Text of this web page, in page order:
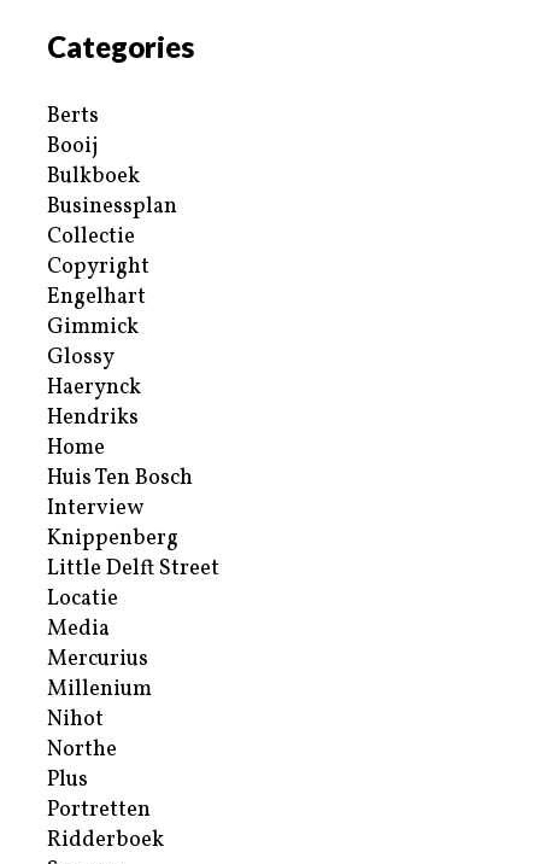
Categories
Berts
Booij
Bulkboek
Businessplan
Collectie
Copyright
Engelhart
Gimmick
Glossy
Haerynck
Hendriks
Home
Huis Ten Bosch
Interview
Knippenberg
Little Delft Street
Locatie
Media
Mercurius
Millenium
Nihot
Northe
Plus
Portretten
Ridderboek